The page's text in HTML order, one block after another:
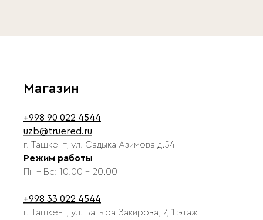
Магазин
+998 90 022 4544
uzb@truered.ru
г. Ташкент, ул. Садыка Азимова д.54
Режим работы
Пн - Вс: 10.00 - 20.00
+998 33 022 4544
г. Ташкент, ул. Батыра Закирова, 7, 1 этаж